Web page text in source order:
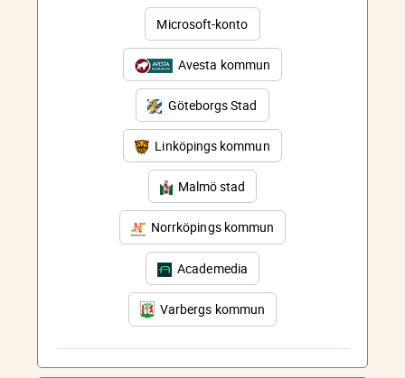
Microsoft-konto
Avesta kommun
Göteborgs Stad
Linköpings kommun
Malmö stad
Norrköpings kommun
Academedia
Varbergs kommun